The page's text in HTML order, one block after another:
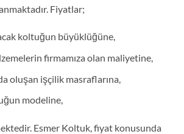
Fiyatlar;
koltuğun büyüklüğüne,
firmamıza olan maliyetine,
oluşan işçilik masraflarına,
modeline,
Esmer Koltuk, fiyat konusunda